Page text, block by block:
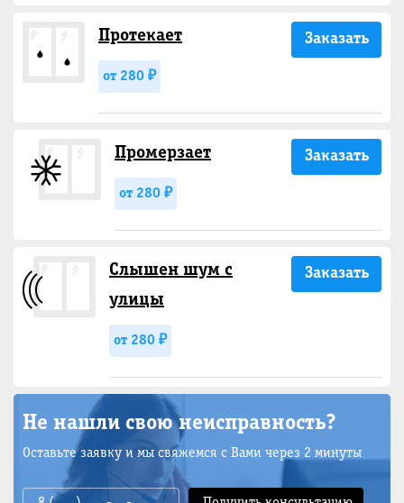
Протекает
от 280 ₽
Заказать
Промерзает
от 280 ₽
Заказать
Слышен шум с
улицы
от 280 ₽
Заказать
Не нашли свою неисправность?
Оставьте заявку и мы свяжемся с Вами через 2 минуты